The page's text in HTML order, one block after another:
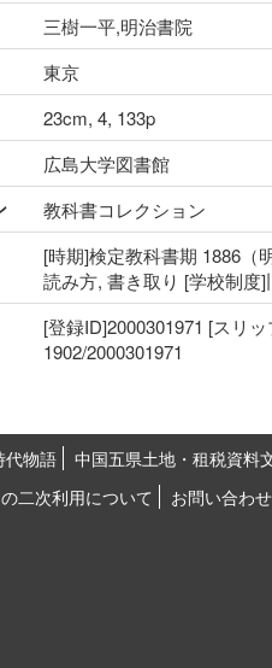
三樹一平,明治書院
東京
23cm, 4, 133p
広島大学図書館
教科書コレクション
[時期]検定教科書期 1886（
読み方, 書き取り [学校制度
[登録ID]2000301971 [スリ
1902/2000301971
代物語
中国五県土地・租税資料
二次利用について
お問い合わせ